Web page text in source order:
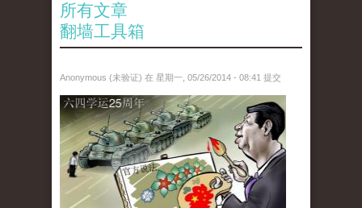
所有文章
翻墙工具箱
Anonymous (未验证) 在 星期一, 05/26/2014 - 08:41 提交
paopao_tiananmen.jpg